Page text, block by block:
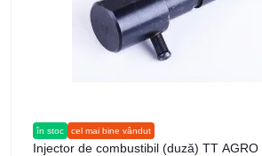
în stoc cel mai bine vândut
Injector de combustibil (duză) TT AGRO